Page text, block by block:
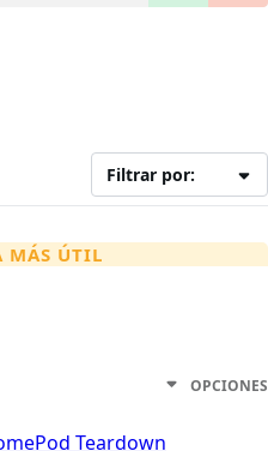
Filtrar por:
MÁS ÚTIL
OPCIONES
Teardown